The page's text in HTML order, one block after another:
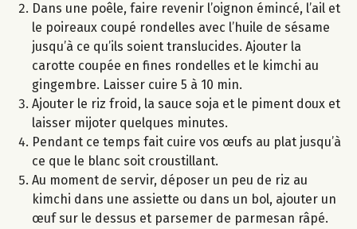
Dans une poêle, faire revenir l’oignon émincé, l’ail et
le poireaux coupé rondelles avec l’huile de sésame
jusqu’à ce qu’ils soient translucides. Ajouter la
carotte coupée en fines rondelles et le kimchi au
gingembre. Laisser cuire 5 à 10 min.
Ajouter le riz froid, la sauce soja et le piment doux et
laisser mijoter quelques minutes.
Pendant ce temps fait cuire vos œufs au plat jusqu’à
ce que le blanc soit croustillant.
Au moment de servir, déposer un peu de riz au
kimchi dans une assiette ou dans un bol, ajouter un
œuf sur le dessus et parsemer de parmesan râpé.